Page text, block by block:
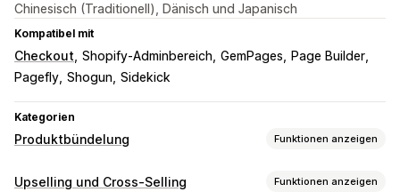
Chinesisch (Traditionell), Dänisch und Japanisch
Kompatibel mit
Checkout Shopify-Adminbereich GemPages
Page Builder
Pagefly Shogun Sidekick
Kategorien
Produktbündelung Funktionen anzeigen
Bundle-Typen
Upselling und Cross-Selling Funktionen anzeigen